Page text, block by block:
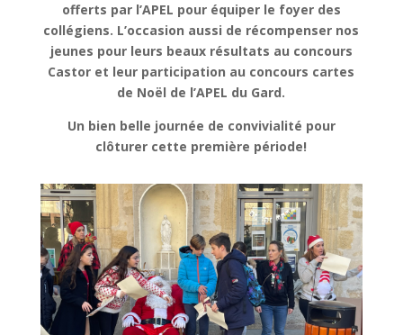
offerts par l’APEL pour équiper le foyer des
collégiens. L’occasion aussi de récompenser nos
jeunes pour leurs beaux résultats au concours
Castor et leur participation au concours cartes
de Noël de l’APEL du Gard.
Un bien belle journée de convivialité pour
clôturer cette première période!